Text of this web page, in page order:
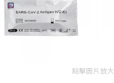
點擊圖片放大